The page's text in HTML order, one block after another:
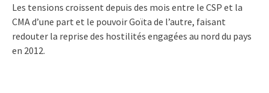
Les tensions croissent depuis des mois entre le CSP et la
CMA d’une part et le pouvoir Goïta de l’autre, faisant
redouter la reprise des hostilités engagées au nord du pays
en 2012.